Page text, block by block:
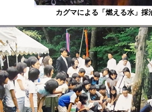
カグマによる「燃える水」採